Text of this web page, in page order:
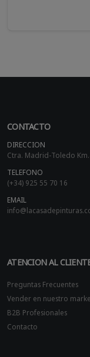
CONTACTO
DIRECCION
Ctra. Madrid-Toledo
TELEFONO
(+34) 925 55 70 16
EMAIL
ATENCION AL
Preguntas Frecuentes
Vender en nuestro
B2B Profesionales
Contacto